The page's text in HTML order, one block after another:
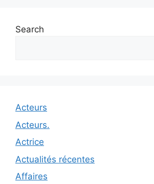
Search
Acteurs
Acteurs.
Actrice
Actualités récentes
Affaires